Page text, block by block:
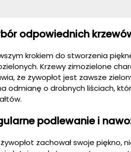
odpowiednich
krokiem do stworzenia
Krzewy zimozielone
że żywopłot jest zawsze
odmianę o drobnych liściach,
podlewanie i
zachował swoje piękno,